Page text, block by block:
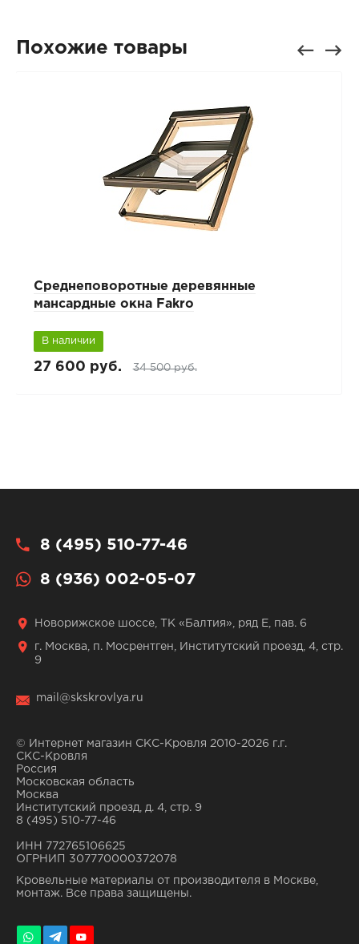
Похожие товары
Среднеповоротные деревянные
мансардные окна Fakro
В наличии
27 600 руб. 34 500 руб.
8 (495) 510-77-46
8 (936) 002-05-07
Новорижское шоссе, ТК «Балтия», ряд Е, пав. 6
г. Москва, п. Мосрентген, Институтский проезд, 4, стр.
9
mail@skskrovlya.ru
© Интернет магазин СКС-Кровля 2010-2026 г.г.
СКС-Кровля
Россия
Московская область
Москва
Институтский проезд, д. 4, стр. 9
8 (495) 510-77-46
ИНН 772765106625
ОГРНИП 307770000372078
Кровельные материалы от производителя в Москве,
монтаж. Все права защищены.